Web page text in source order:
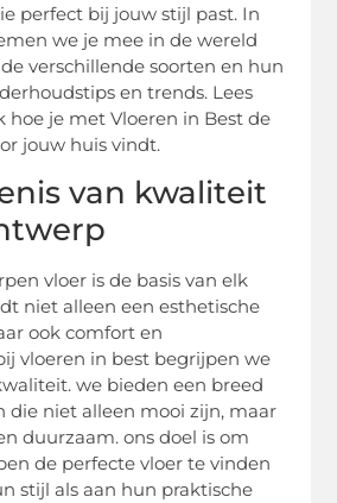
perfect bij jouw stijl past. In
we je mee in de wereld
verschillende soorten en hun
en trends. Lees
hoe je met Vloeren in Best de
jouw huis vindt.
van kwaliteit
vloer is de basis van elk
niet alleen een esthetische
ook comfort en
vloeren in best begrijpen we
we bieden een breed
die niet alleen mooi zijn, maar
duurzaam. ons doel is om
de perfecte vloer te vinden
stijl als aan hun praktische